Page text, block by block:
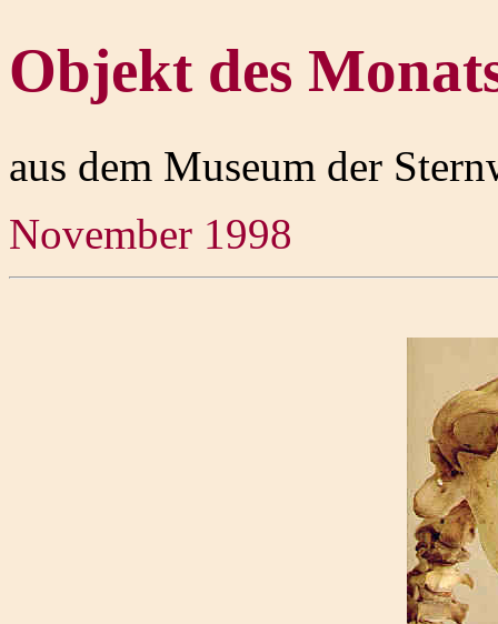
Objekt des
aus dem Museum der
November 1998